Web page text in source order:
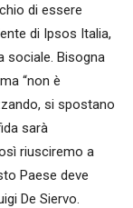
di essere
di Ipsos Italia,
sociale. Bisogna
“non è
si spostano
sarà
riusciremo a
Paese deve
De Siervo.